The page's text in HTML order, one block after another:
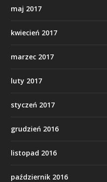
maj 2017
kwiecień 2017
marzec 2017
luty 2017
styczeń 2017
grudzień 2016
listopad 2016
październik 2016